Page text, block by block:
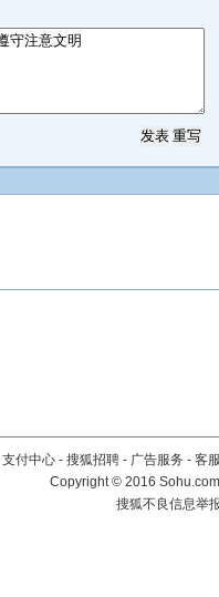
支付中心 - 搜狐招聘 - 广告服务 - 客
Copyright©2016
搜狐不良信息举